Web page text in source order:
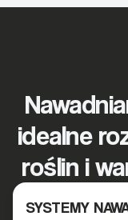
idealne
roślin i
SYSTEMY